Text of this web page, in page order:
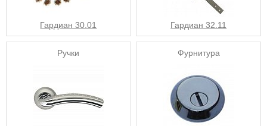
Гардиан 30.01 Гардиан 32.11
Ручки Фурнитура